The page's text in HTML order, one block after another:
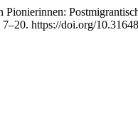
Pionierinnen:
https://doi.org/